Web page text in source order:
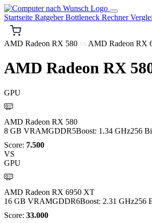
Startseite RatgeberBottleneck Rechner
AMD Radeon RX 580 vs AMD Radeon RX
AMD Radeon RX
GPU
AMD Radeon RX 580
8 GB VRAMGDDR5Boost: 1.34 GHz256
Score: 7.500
VS
GPU
AMD Radeon RX 6950 XT
16 GB VRAMGDDR6Boost: 2.31 GHz256
Score: 33.000